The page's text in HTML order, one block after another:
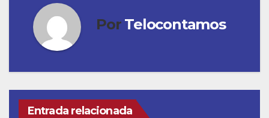
Por Telocontamos
Entrada relacionada